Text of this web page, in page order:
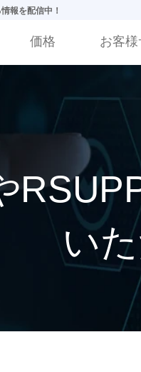
報を配信中！
価格 お客様
い